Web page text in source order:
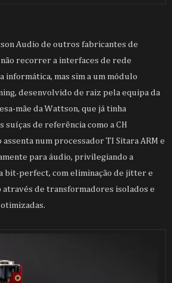
Audio de outros fabricantes de
recorrer a interfaces de rede
informática, mas sim a um módulo
desenvolvido de raiz pela equipa da
mãe da Wattson, que já tinha
suíças de referência como a CH
num processador TI Sitara ARM e
para áudio, privilegiando a
bit-perfect, com eliminação de jitter e
de transformadores isolados e